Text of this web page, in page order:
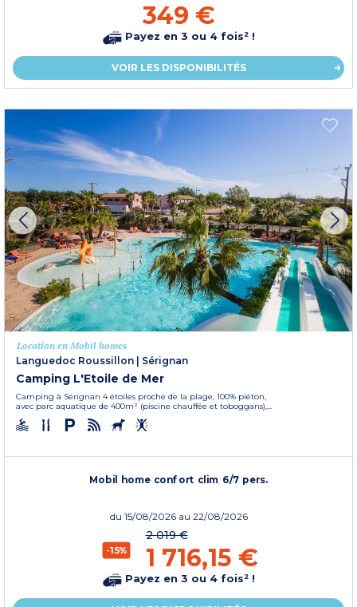
349 €
Payez en 3 ou 4 fois² !
VOIR LES DISPONIBILITÉS
Location en Mobil homes
Languedoc Roussillon
Sérignan
Camping L'Etoile de Mer
Camping à Sérignan 4 étoiles proche de la plage, 100% piéton,
avec parc aquatique de 400m² (piscine chauffée et toboggans),...
Mobil home confort clim 6/7 pers.
du 15/08/2026 au 22/08/2026
-15%
2 019 €
1 716,15 €
Payez en 3 ou 4 fois² !